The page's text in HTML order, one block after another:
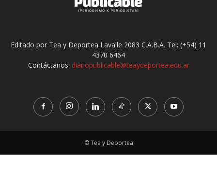
Editado por Tea y Deportea Lavalle 2083 C.A.B.A. Tel: (+54) 11
4370 6464
Contáctanos: diariopublicable@teaydeportea.edu.ar
© Tea y Deportea